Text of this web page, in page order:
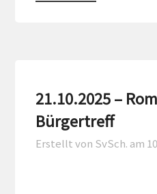
21.10.2025 –
Bürgertreff
Erstellt von SvSch. am